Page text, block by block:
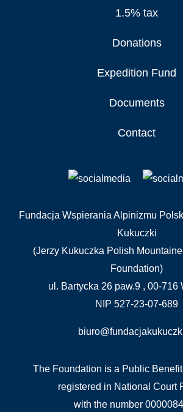
1.5% tax
Donations
Expedition Fund
Documents
Contact
Fundacja Wspierania Alpinizmu
Kukuczki
(Jerzy Kukuczka Polish
Foundation)
ul. Bartycka 26 paw.9 , 00-716
NIP 527-23-07-689
The Foundation is a Public
registered in National Court
with the number